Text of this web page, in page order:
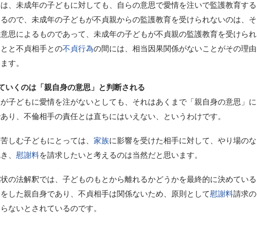
、未成年の子どもに対しても、自らの意思で愛情を注いで監護教育する
ので、未成年の子どもが不貞親からの監護教育を受けられないのは、そ
思によるものであって、未成年の子どもが不貞親の監護教育を受けられ
と不貞相手との不貞行為の間には、相当因果関係がないことがその理由
す。
いくのは「親自身の意思」と判断される
子どもに愛情を注がないとしても、それはあくまで「親自身の意思」に
り、不倫相手の責任とは直ちにはいえない、というわけです。
しむ子どもにとっては、 家族に影響を受けた相手に対して、やり場のな
、 慰謝料を請求したいと考えるのは当然だと思います。
の法解釈では、子どものもとから離れるかどうかを最終的に決めている
した親自身であり、不貞相手は関係ないため、原則として慰謝料請求の
ないとされているのです。